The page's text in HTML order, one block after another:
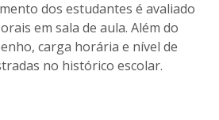
dos estudantes é avaliado
em sala de aula. Além do
carga horária e nível de
no histórico escolar.